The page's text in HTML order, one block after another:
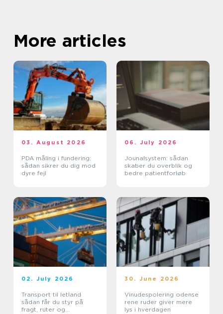
More articles
03. August 2026
PDA måling i fundering:
sådan sikrer du dig mod
dyre fejl
06. July 2026
Jounalsystem: sådan
skaber du overblik og
bedre patientforløb
02. July 2026
Transport til letland
sådan får du styr på
fragt, ruter og
30. June 2026
Vinudespolering odense
rene ruder giver mere
lys i hverdagen